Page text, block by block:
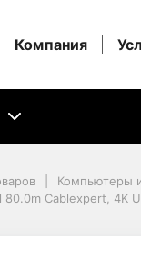
Компания
Компьютеры
Cablexpert, 4K